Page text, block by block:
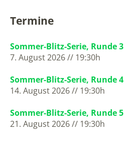
Termine
Sommer-Blitz-Serie, Runde 3
7. August 2026 // 19:30h
Sommer-Blitz-Serie, Runde 4
14. August 2026 // 19:30h
Sommer-Blitz-Serie, Runde 5
21. August 2026 // 19:30h